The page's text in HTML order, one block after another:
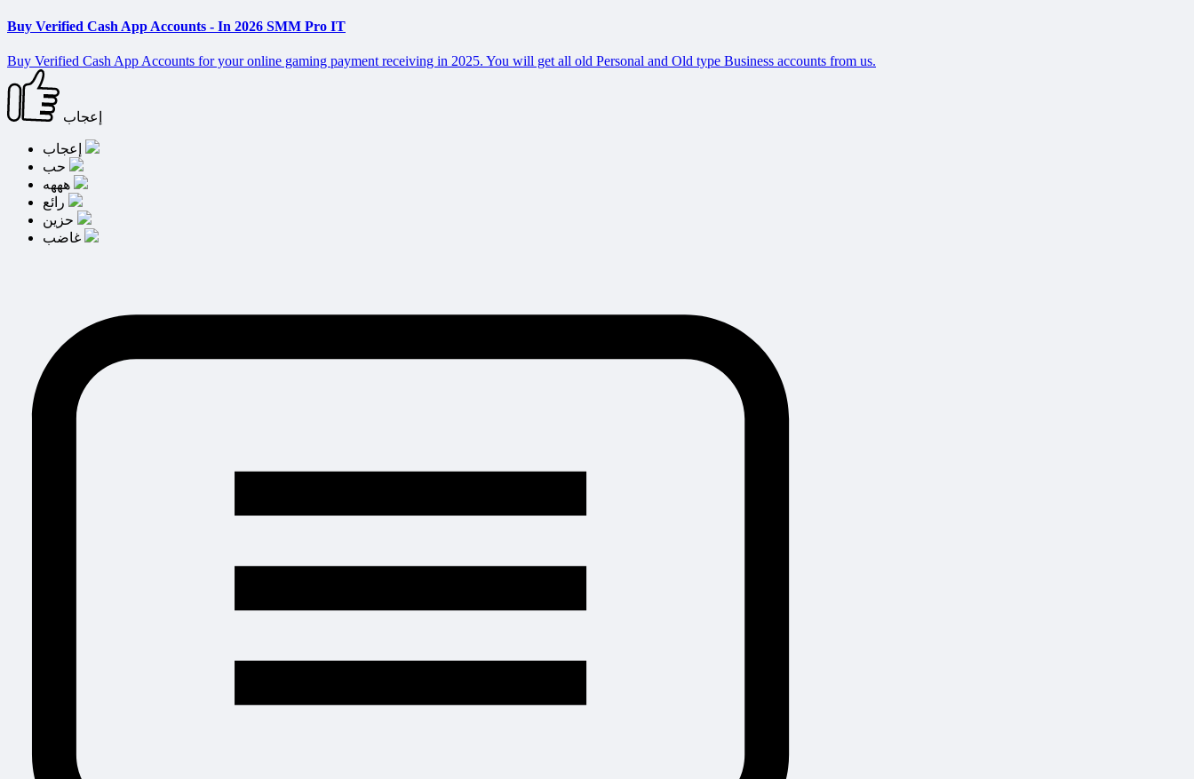
Buy Verified Cash App Accounts - In 2026 SMM Pro IT
Buy Verified Cash App Accounts for your online gaming payment receiving in 2025. You will get all old Personal and Old type Business accounts from us.
إعجاب